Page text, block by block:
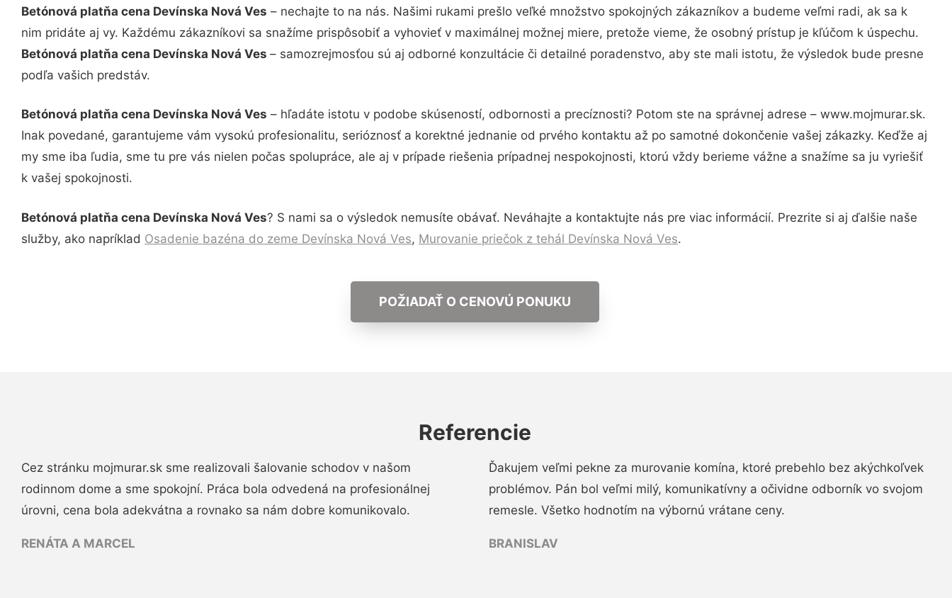
Betónová platňa cena Devínska Nová Ves – nechajte to na nás. Našimi rukami prešlo veľké množstvo spokojných zákazníkov a budeme veľmi radi, ak sa k
nim pridáte aj vy. Každému zákazníkovi sa snažíme prispôsobiť a vyhovieť v maximálnej možnej miere, pretože vieme, že osobný prístup je kľúčom k úspechu.
Betónová platňa cena Devínska Nová Ves – samozrejmosťou sú aj odborné konzultácie či detailné poradenstvo, aby ste mali istotu, že výsledok bude presne
podľa vašich predstáv.
Betónová platňa cena Devínska Nová Ves – hľadáte istotu v podobe skúseností, odbornosti a precíznosti? Potom ste na správnej adrese – www.mojmurar.sk.
Inak povedané, garantujeme vám vysokú profesionalitu, serióznosť a korektné jednanie od prvého kontaktu až po samotné dokončenie vašej zákazky. Keďže aj
my sme iba ľudia, sme tu pre vás nielen počas spolupráce, ale aj v prípade riešenia prípadnej nespokojnosti, ktorú vždy berieme vážne a snažíme sa ju vyriešiť
k vašej spokojnosti.
Betónová platňa cena Devínska Nová Ves? S nami sa o výsledok nemusíte obávať. Neváhajte a kontaktujte nás pre viac informácií. Prezrite si aj ďalšie naše
služby, ako napríklad Osadenie bazéna do zeme Devínska Nová Ves, Murovanie priečok z tehál Devínska Nová Ves.
POŽIADAŤ O CENOVÚ PONUKU
Referencie
Cez stránku mojmurar.sk sme realizovali šalovanie schodov v našom
rodinnom dome a sme spokojní. Práca bola odvedená na profesionálnej
úrovni, cena bola adekvátna a rovnako sa nám dobre komunikovalo.
RENÁTA A MARCEL
Ďakujem veľmi pekne za murovanie komína, ktoré prebehlo bez akýchkoľvek
problémov. Pán bol veľmi milý, komunikatívny a očividne odborník vo svojom
remesle. Všetko hodnotím na výbornú vrátane ceny.
BRANISLAV